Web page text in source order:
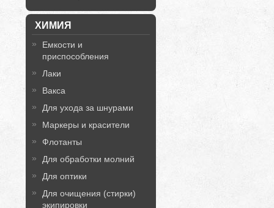
ХИМИЯ
Емкости и
приспособления
Лаки
Вакса
Для ухода за шнурами
Маркеры и красители
Флотанты
Для обработки молний
Для оптики
Для очищения (стирки)
экипировки